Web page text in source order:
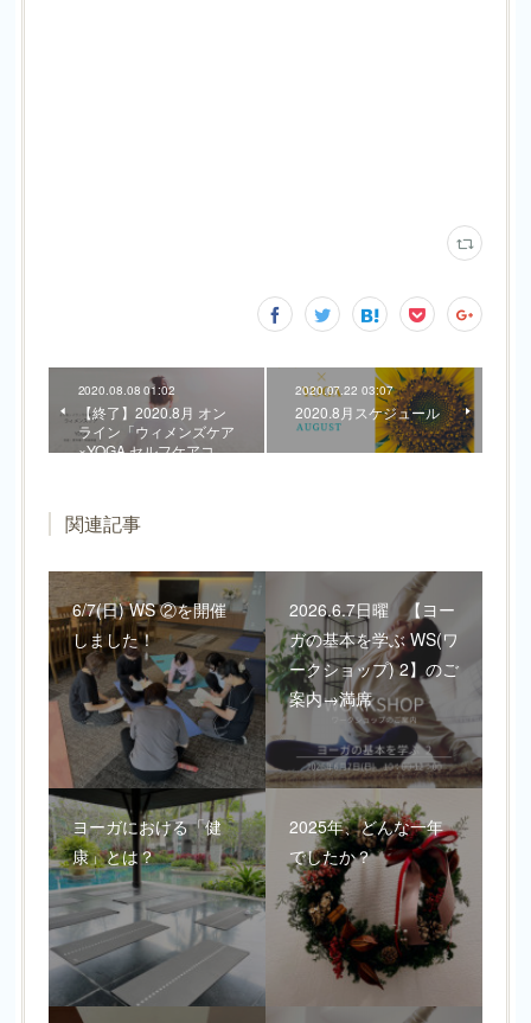
2020.08.08 01:02
【終了】2020.8月 オン
ライン「ウィメンズケア
×YOGA セルフケアコ…
2020.07.22 03:07
2020.8月スケジュール
関連記事
6/7(日) WS ②を開催
しました！
2026.6.7日曜 【ヨー
ガの基本を学ぶ WS(ワ
ークショップ) 2】のご
案内→満席
ヨーガにおける「健
康」とは？
2025年、どんな一年
でしたか？